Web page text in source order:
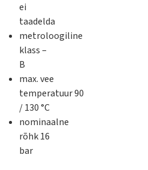
ei
taadelda
metroloogiline
klass –
B
max. vee
temperatuur 90
/ 130 °C
nominaalne
rõhk 16
bar